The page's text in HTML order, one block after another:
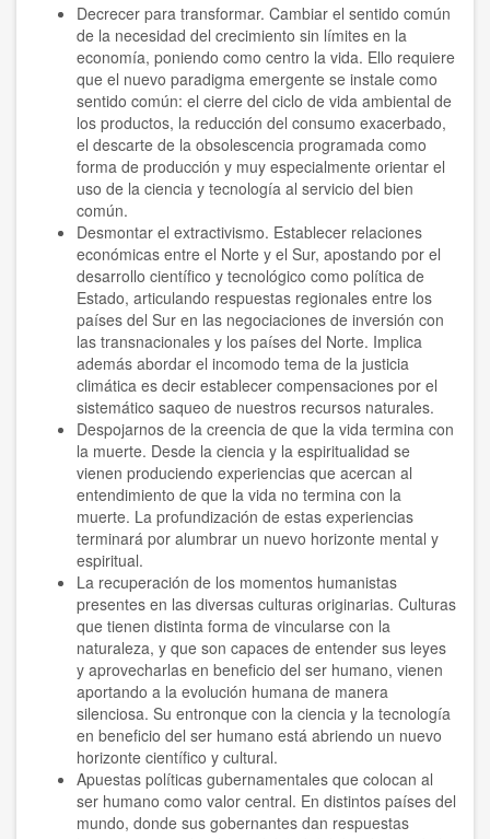
2007
2006
1997
1996
1995
1994
1980
2021
2022
2023
2024
2026
Decrecer para transformar. Cambiar el sentido común
de la necesidad del crecimiento sin límites en la
economía, poniendo como centro la vida. Ello requiere
que el nuevo paradigma emergente se instale como
sentido común: el cierre del ciclo de vida ambiental de
los productos, la reducción del consumo exacerbado,
el descarte de la obsolescencia programada como
forma de producción y muy especialmente orientar el
uso de la ciencia y tecnología al servicio del bien
común.
Desmontar el extractivismo. Establecer relaciones
económicas entre el Norte y el Sur, apostando por el
desarrollo científico y tecnológico como política de
Estado, articulando respuestas regionales entre los
países del Sur en las negociaciones de inversión con
las transnacionales y los países del Norte. Implica
además abordar el incomodo tema de la justicia
climática es decir establecer compensaciones por el
sistemático saqueo de nuestros recursos naturales.
Despojarnos de la creencia de que la vida termina con
la muerte. Desde la ciencia y la espiritualidad se
vienen produciendo experiencias que acercan al
entendimiento de que la vida no termina con la
muerte. La profundización de estas experiencias
terminará por alumbrar un nuevo horizonte mental y
espiritual.
La recuperación de los momentos humanistas
presentes en las diversas culturas originarias. Culturas
que tienen distinta forma de vincularse con la
naturaleza, y que son capaces de entender sus leyes
y aprovecharlas en beneficio del ser humano, vienen
aportando a la evolución humana de manera
silenciosa. Su entronque con la ciencia y la tecnología
en beneficio del ser humano está abriendo un nuevo
horizonte científico y cultural.
Apuestas políticas gubernamentales que colocan al
ser humano como valor central. En distintos países del
mundo, donde sus gobernantes dan respuestas